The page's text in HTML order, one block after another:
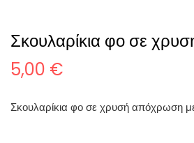
Σκουλαρίκια φο σε
5,00 €
Σκουλαρίκια φο σε χρυσή απόχρωση